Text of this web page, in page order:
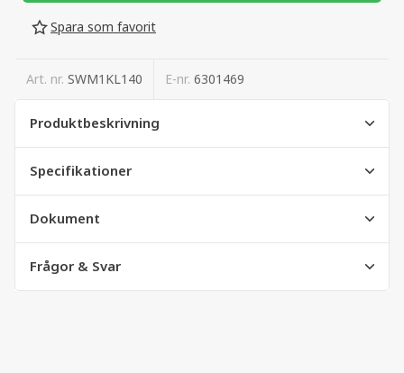
Spara som favorit
Art. nr. SWM1KL140 E-nr. 6301469
Produktbeskrivning
Specifikationer
Dokument
Frågor & Svar